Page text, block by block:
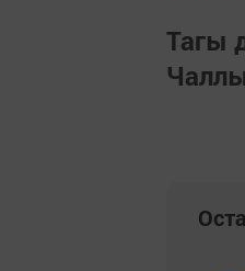
Тагы